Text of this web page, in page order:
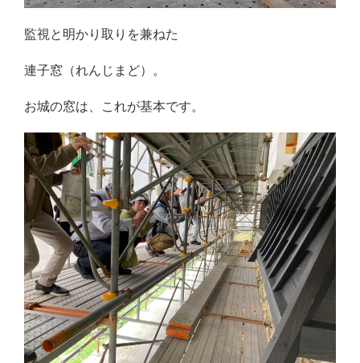
監視と明かり取りを兼ねた
連子窓（れんじまど）。
お城の窓は、これが基本です。